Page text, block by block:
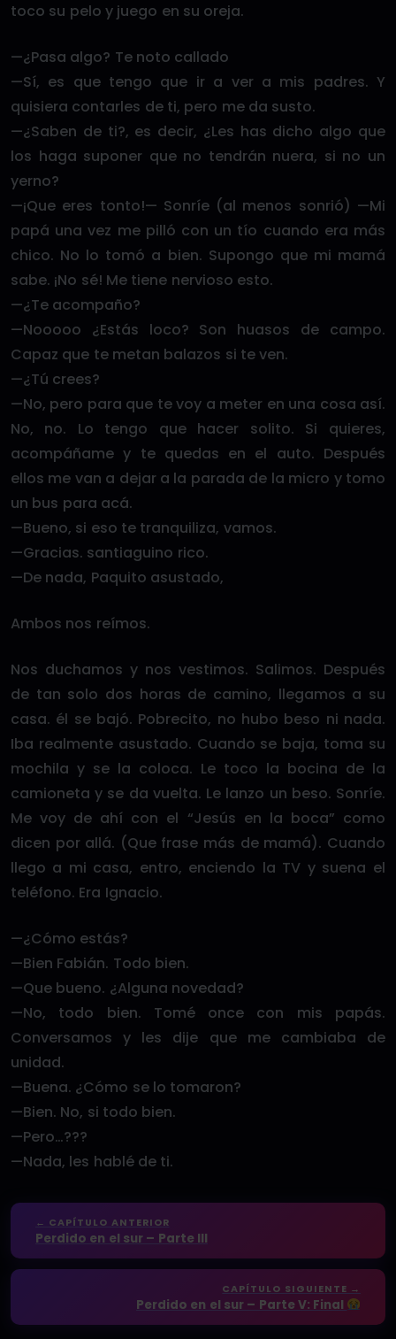
toco su pelo y juego en su oreja.
—¿Pasa algo? Te noto callado
—Sí, es que tengo que ir a ver a mis padres. Y
quisiera contarles de ti, pero me da susto.
—¿Saben de ti?, es decir, ¿Les has dicho algo que
los haga suponer que no tendrán nuera, si no un
yerno?
—¡Que eres tonto!— Sonríe (al menos sonrió) —Mi
papá una vez me pilló con un tío cuando era más
chico. No lo tomó a bien. Supongo que mi mamá
sabe. ¡No sé! Me tiene nervioso esto.
—¿Te acompaño?
—Nooooo ¿Estás loco? Son huasos de campo.
Capaz que te metan balazos si te ven.
—¿Tú crees?
—No, pero para que te voy a meter en una cosa así.
No, no. Lo tengo que hacer solito. Si quieres,
acompáñame y te quedas en el auto. Después
ellos me van a dejar a la parada de la micro y tomo
un bus para acá.
—Bueno, si eso te tranquiliza, vamos.
—Gracias. santiaguino rico.
—De nada, Paquito asustado,
Ambos nos reímos.
Nos duchamos y nos vestimos. Salimos. Después
de tan solo dos horas de camino, llegamos a su
casa. él se bajó. Pobrecito, no hubo beso ni nada.
Iba realmente asustado. Cuando se baja, toma su
mochila y se la coloca. Le toco la bocina de la
camioneta y se da vuelta. Le lanzo un beso. Sonríe.
Me voy de ahí con el “Jesús en la boca” como
dicen por allá. (Que frase más de mamá). Cuando
llego a mi casa, entro, enciendo la TV y suena el
teléfono. Era Ignacio.
—¿Cómo estás?
—Bien Fabián. Todo bien.
—Que bueno. ¿Alguna novedad?
—No, todo bien. Tomé once con mis papás.
Conversamos y les dije que me cambiaba de
unidad.
—Buena. ¿Cómo se lo tomaron?
—Bien. No, si todo bien.
—Pero…???
—Nada, les hablé de ti.
← CAPÍTULO ANTERIOR
Perdido en el sur – Parte III
CAPÍTULO SIGUIENTE →
Perdido en el sur – Parte V: Final